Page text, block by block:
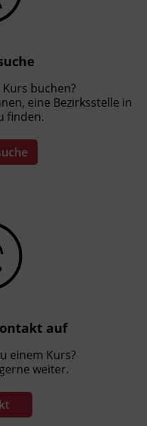
buchen?
eine Bezirksstelle in
finden.
auf
einem Kurs?
weiter.